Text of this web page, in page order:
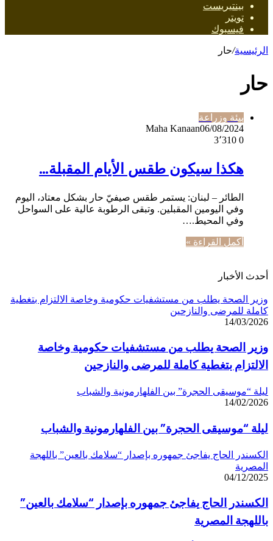
بينتيريست
تويتر
فيسبوك
الرئيسية/حار
حار
بيئة وزراعة
Maha Kanaan06/08/2024
0
هكذا سيكون طقس الأيام المقبلة…
الطائر – لبنان: يستمر طقس صيفيّ حار بشكل معتاد، اليوم
وفي اليومين المقبلين. وتبقى الرطوبة عالية على السواحل
وفي المحيط.…
أكمل القراءة »
أحدث الأخبار
وزير الصحة يطلب من مستشفيات حكومية وخاصة الالتزام بتغطية
كاملة للمرضى والنازحين
14/03/2026
وزير الصحة يطلب من مستشفيات حكومية وخاصة
الالتزام بتغطية كاملة للمرضى والنازحين
ليلة “موسيقى الحجرة” بين الفلهارمونية والشباب
14/02/2026
ليلة “موسيقى الحجرة” بين الفلهارمونية والشباب
الكسندر الحاج يفاجئ جمهوره بإصدار “سلامك بالعين” باللهجة
المصرية
04/12/2025
الكسندر الحاج يفاجئ جمهوره بإصدار “سلامك بالعين”
باللهجة المصرية